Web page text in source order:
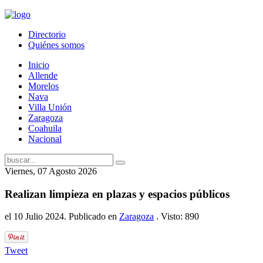
Directorio
Quiénes somos
Inicio
Allende
Morelos
Nava
Villa Unión
Zaragoza
Coahuila
Nacional
Viernes, 07 Agosto 2026
Realizan limpieza en plazas y espacios públicos
el 10 Julio 2024. Publicado en Zaragoza . Visto: 890
Tweet